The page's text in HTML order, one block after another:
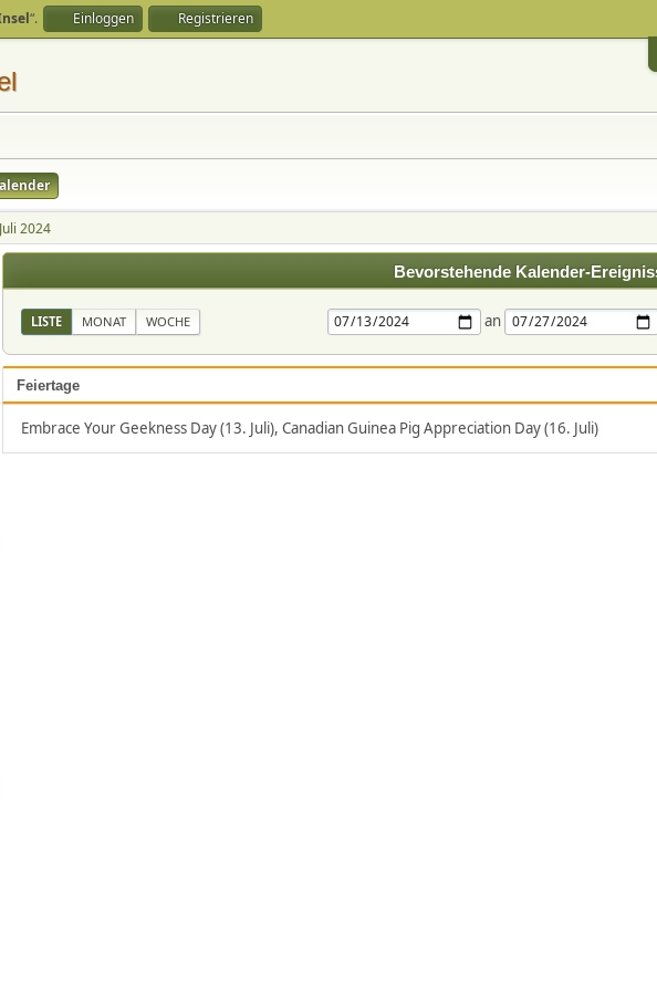
“. Einloggen Registrieren
Juli 2024
Bevorstehende Kalender-
LISTE MONAT WOCHE an
Feiertage
Embrace Your Geekness Day (13. Juli), Canadian Guinea Pig Appreciation Day (16. Juli)